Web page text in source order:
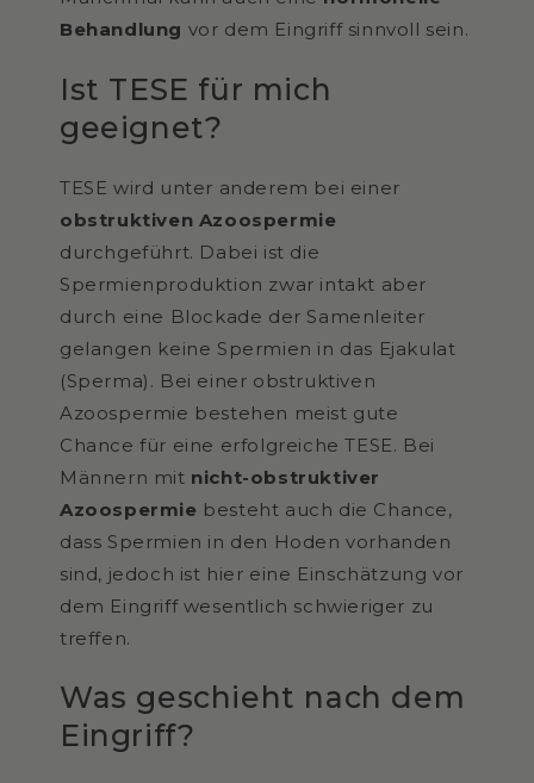
Behandlung vor dem Eingriff sinnvoll sein.
Ist TESE für mich
geeignet?
TESE wird unter anderem bei einer
obstruktiven Azoospermie
durchgeführt. Dabei ist die
Spermienproduktion zwar intakt aber
durch eine Blockade der Samenleiter
gelangen keine Spermien in das Ejakulat
(Sperma). Bei einer obstruktiven
Azoospermie bestehen meist gute
Chance für eine erfolgreiche TESE. Bei
Männern mit nicht-obstruktiver
Azoospermie besteht auch die Chance,
dass Spermien in den Hoden vorhanden
sind, jedoch ist hier eine Einschätzung vor
dem Eingriff wesentlich schwieriger zu
treffen.
Was geschieht nach dem
Eingriff?